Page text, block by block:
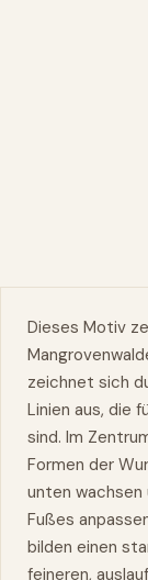
Dieses Motiv
zeichnet sich
Linien aus, die
sind. Im
Formen der
unten
Fußes
bilden einen
feineren,